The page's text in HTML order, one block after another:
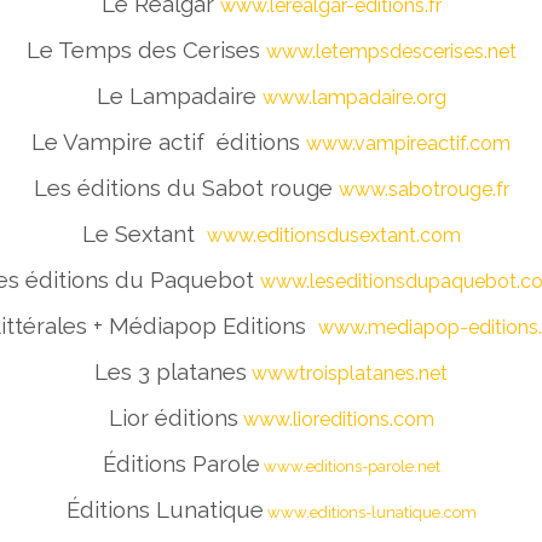
www.lerealgar-editions.fr
Le Temps des Cerises www.letempsdescerises.net
Le Lampadaire www.lampadaire.org
Le Vampire actif éditions www.vampireactif.com
Les éditions du Sabot rouge www.sabotrouge.fr
Le Sextant www.editionsdusextant.com
éditions du Paquebot
+ Médiapop Editions www.mediapop-
Les 3 platanes wwwtroisplatanes.net
Lior éditions www.lioreditions.com
Éditions Parole www.editions-parole.net
Éditions Lunatique www.editions-lunatique.com